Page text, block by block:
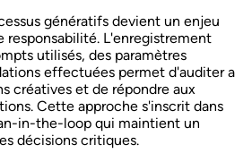
génératifs devient un enjeu
responsabilité. L'enregistrement
utilisés, des paramètres
effectuées permet d'auditer a
créatives et de répondre aux
Cette approche s'inscrit dans
in-the-loop qui maintient un
décisions critiques.